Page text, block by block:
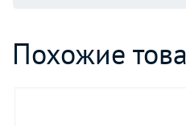
Похожие